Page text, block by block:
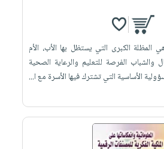
المظلة الكبرى التي يستظل بها الأب، الأم
والشباب الفرصة للتعليم والرعاية الصحية
الأساسية التي تشترك فيها الأسرة مع ا...